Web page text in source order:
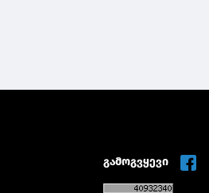
გამოგვყევი